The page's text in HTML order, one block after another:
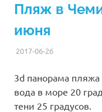
Гавана
Пляж в
июня
2017-06-26ANDREY
НОВОСТИ
3d панорама
вода в море 20
тени 25 градусов.